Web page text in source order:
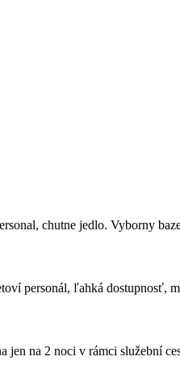
chutne jedlo. Vyborny
personál, ľahká dostupnosť,
jen na 2 noci v rámci služební